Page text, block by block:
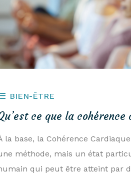
BIEN-ÊTRE
ce que la
la base, la Cohérence
méthode, mais un état
qui peut être atteint par